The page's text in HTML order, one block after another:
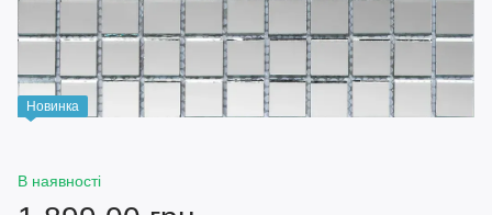
Новинка
В наявності